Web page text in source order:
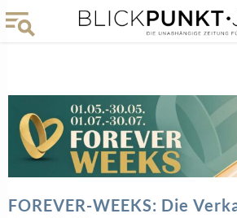
FOREVER-WEEKS: Die